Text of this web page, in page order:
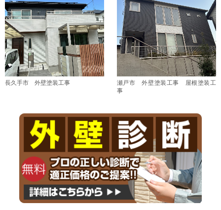
長久手市 外壁塗装工事
瀬戸市 外壁塗装工事 屋根塗装工
事